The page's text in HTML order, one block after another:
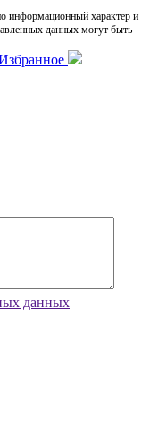
информационный характер и
данных могут быть
данных